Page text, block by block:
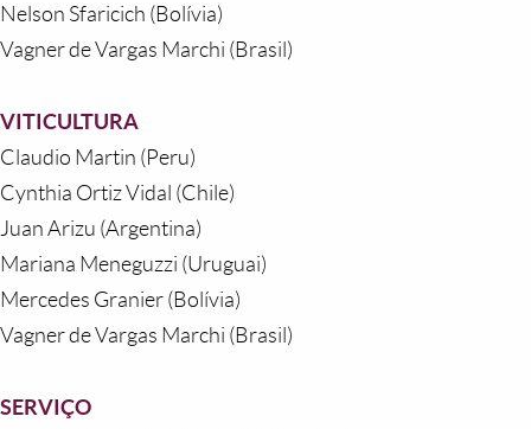
Nelson Sfaricich (Bolívia)
Vagner de Vargas Marchi (Brasil)
VITICULTURA
Claudio Martin (Peru)
Cynthia Ortiz Vidal (Chile)
Juan Arizu (Argentina)
Mariana Meneguzzi (Uruguai)
Mercedes Granier (Bolívia)
Vagner de Vargas Marchi (Brasil)
SERVIÇO